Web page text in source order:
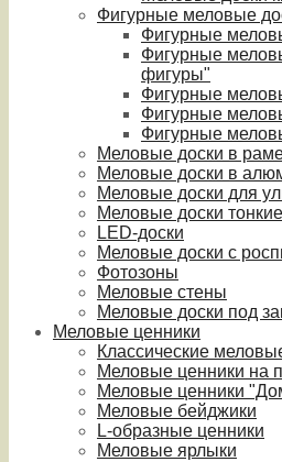
Фигурные меловые
Фигурные
Фигурные
фигуры"
Фигурные
Фигурные
Фигурные
Меловые доски в
Меловые доски в
Меловые доски для
Меловые доски тонкие
LED-доски
Меловые доски с
Фотозоны
Меловые стены
Меловые доски под
Меловые ценники
Классические
Меловые ценники на
Меловые ценники
Меловые бейджики
L-образные ценники
Меловые ярлыки